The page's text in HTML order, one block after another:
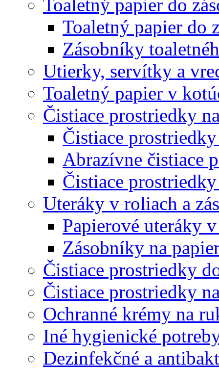
Toaletný papier do
Toaletný papier do
Zásobníky
Utierky, servítky a
Toaletný papier v
Čistiace prostriedky
Čistiace
Abrazívne čistiace
Čistiace
Uteráky v roliach a
Papierové uteráky
Zásobníky na
Čistiace prostriedky
Čistiace prostriedky
Ochranné krémy na
Iné hygienické
Dezinfekčné a